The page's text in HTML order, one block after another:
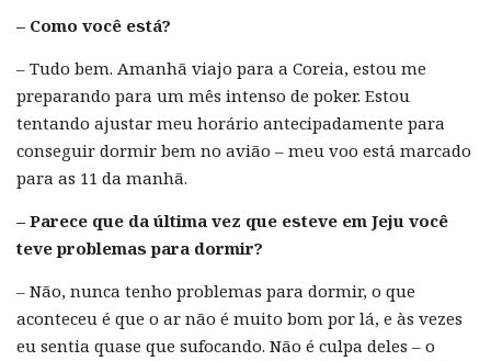
– Como você está?
– Tudo bem. Amanhã viajo para a Coreia, estou me
preparando para um mês intenso de poker. Estou
tentando ajustar meu horário antecipadamente para
conseguir dormir bem no avião – meu voo está marcado
para as 11 da manhã.
– Parece que da última vez que esteve em Jeju você
teve problemas para dormir?
– Não, nunca tenho problemas para dormir, o que
aconteceu é que o ar não é muito bom por lá, e às vezes
eu sentia quase que sufocando. Não é culpa deles – o